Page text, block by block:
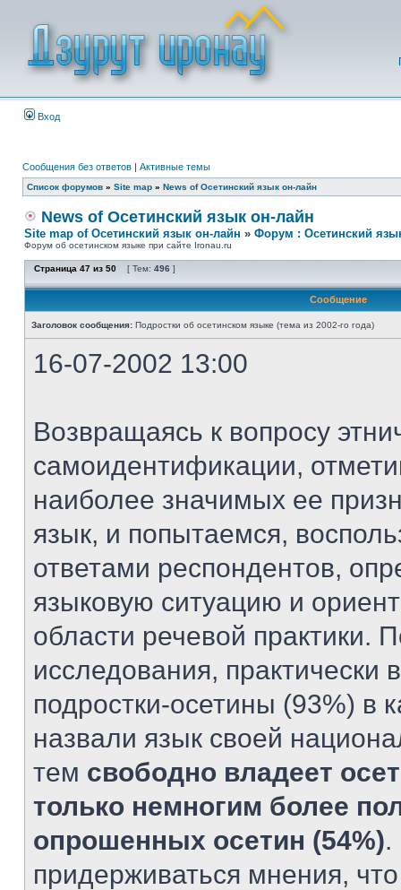
Вход
Сообщения без ответов | Активные темы
Список форумов » Site map » News of Осетинский язык он-лайн
News of Осетинский язык он-лайн
Site map of Осетинский язык он-лайн » Форум : Осетинский
Форум об осетинском языке при сайте Ironau.ru
Страница 47 из 50 [ Тем: 496 ]
Сообщение
Заголовок сообщения: Подростки об осетинском языке (тема из 2002-го года)
16-07-2002 13:00
Возвращаясь к вопросу
самоидентификации,
наиболее значимых ее
язык, и попытаемся,
ответами респондентов,
языковую ситуацию и
области речевой практики.
исследования,
подростки-осетины (93%) в
назвали язык своей
тем свободно владеет
только немногим более
опрошенных осетин (54%).
придерживаться мнения,